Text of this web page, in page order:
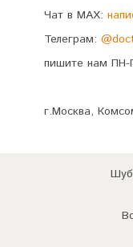
Чат в MAX:
Телеграм:
пишите нам ПН-
г.Москва,